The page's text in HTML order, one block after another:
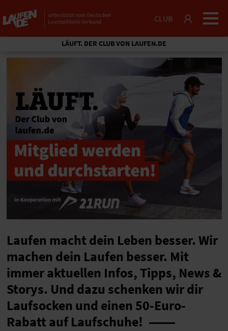
CLUB
LÄUFT. DER CLUB VON LAUFEN.DE
Laufen macht dein Leben besser. Wir
machen dein Laufen besser. Mit
immer aktuellen Infos, Tipps, News &
Storys. Und dazu schenken wir dir
Laufsocken und einen 50-Euro-
Rabatt auf Laufschuhe!